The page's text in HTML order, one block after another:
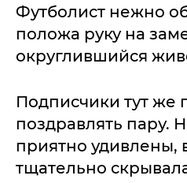
Футболист нежно
положа руку на
округлившийся
Подписчики тут же
поздравлять пару.
приятно удивлены,
тщательно